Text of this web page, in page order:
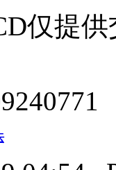
仅提